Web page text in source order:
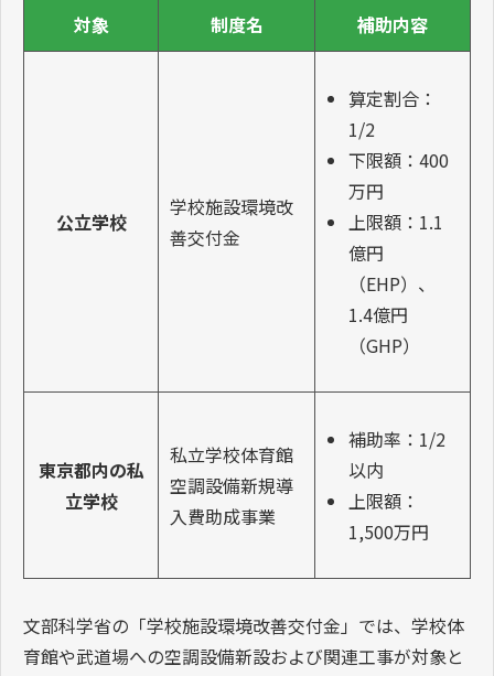
なく、配管工事や電源設備工事、場合によっては断熱改
そのため、導入計画の初期段階から補助金や助成制度の
活用を視野に入れておくことが大切です。補助制度をう
まく活用することで、初期費用の負担を抑えながら空調
整備を進められます。
補助内容
公立学校
学校施設環境改
善交付金
1/2
下限額：400
万円
上限額：1.1
億円
（EHP）、
1.4億円
（GHP）